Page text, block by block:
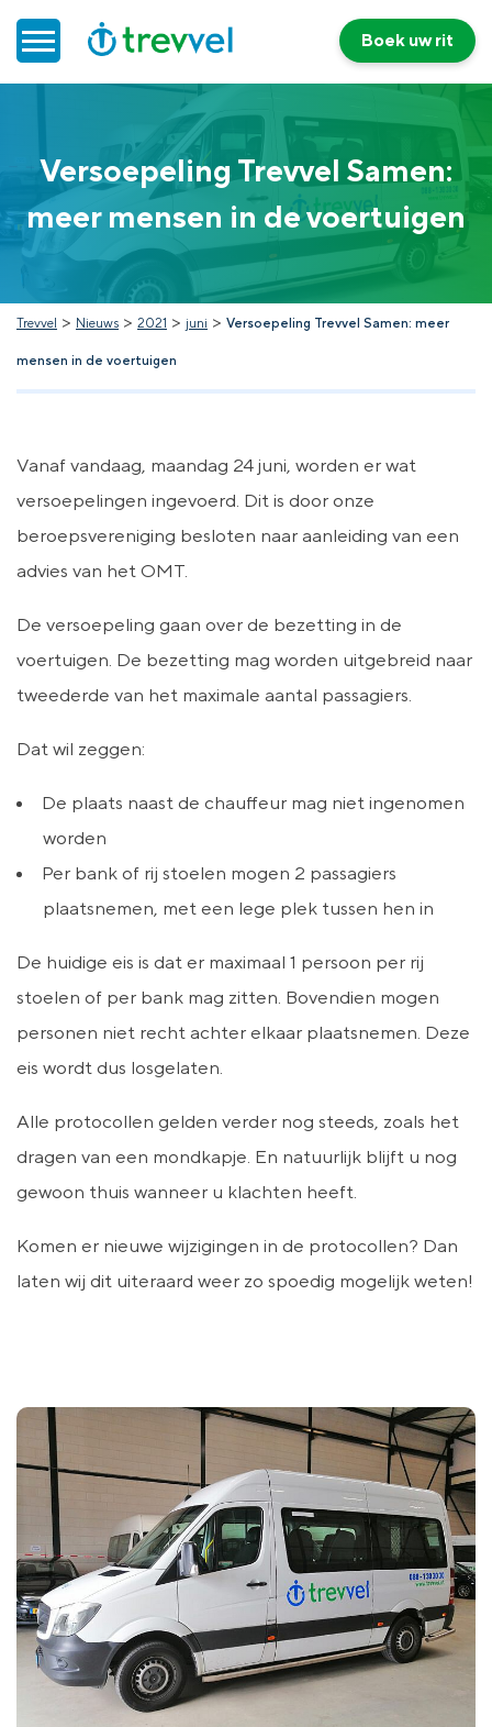
Doelgroepenvervoer
Werken bij Trevvel
Nieuws
Contact
Boek uw rit
Versoepeling Trevvel Samen:
meer mensen in de voertuigen
Trevvel > Nieuws > 2021 > juni > Versoepeling Trevvel Samen: meer
mensen in de voertuigen
Vanaf vandaag, maandag 24 juni, worden er wat
versoepelingen ingevoerd. Dit is door onze
beroepsvereniging besloten naar aanleiding van een
advies van het OMT.
De versoepeling gaan over de bezetting in de
voertuigen. De bezetting mag worden uitgebreid naar
tweederde van het maximale aantal passagiers.
Dat wil zeggen:
De plaats naast de chauffeur mag niet ingenomen
worden
Per bank of rij stoelen mogen 2 passagiers
plaatsnemen, met een lege plek tussen hen in
De huidige eis is dat er maximaal 1 persoon per rij
stoelen of per bank mag zitten. Bovendien mogen
personen niet recht achter elkaar plaatsnemen. Deze
eis wordt dus losgelaten.
Alle protocollen gelden verder nog steeds, zoals het
dragen van een mondkapje. En natuurlijk blijft u nog
gewoon thuis wanneer u klachten heeft.
Komen er nieuwe wijzigingen in de protocollen? Dan
laten wij dit uiteraard weer zo spoedig mogelijk weten!